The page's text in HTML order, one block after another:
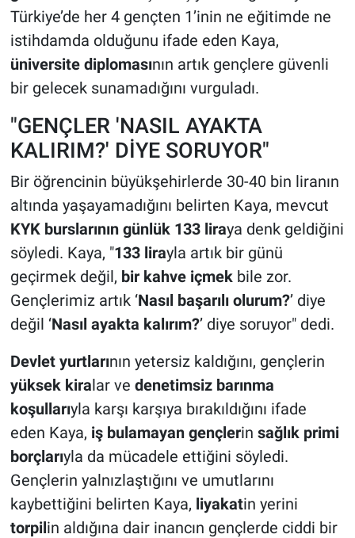
Türkiye’de her 4 gençten 1’inin ne eğitimde ne
istihdamda olduğunu ifade eden Kaya,
üniversite diplomasının artık gençlere güvenli
bir gelecek sunamadığını vurguladı.
"GENÇLER 'NASIL AYAKTA
KALIRIM?' DİYE SORUYOR"
Bir öğrencinin büyükşehirlerde 30-40 bin liranın
altında yaşayamadığını belirten Kaya, mevcut
KYK burslarının günlük 133 liraya denk geldiğini
söyledi. Kaya, "133 lirayla artık bir günü
geçirmek değil, bir kahve içmekbile zor.
Gençlerimiz artık ‘Nasıl başarılı olurum?’ diye
değil ‘Nasıl ayakta kalırım?’ diye soruyor" dedi.
Devlet yurtlarının yetersiz kaldığını, gençlerin
yüksek kiralar ve denetimsiz barınma
koşullarıyla karşı karşıya bırakıldığını ifade
eden Kaya, iş bulamayan gençlerin sağlık primi
borçlarıyla da mücadele ettiğini söyledi.
Gençlerin yalnızlaştığını ve umutlarını
kaybettiğini belirten Kaya, liyakatin yerini
torpilin aldığına dair inancın gençlerde ciddi bir